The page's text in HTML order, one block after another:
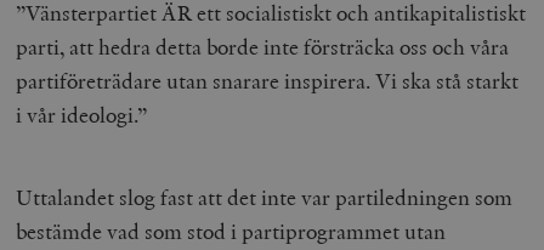
”Vänsterpartiet ÄR ett socialistiskt och antikapitalistiskt
parti, att hedra detta borde inte försträcka oss och våra
partiföreträdare utan snarare inspirera. Vi ska stå starkt
i vår ideologi.”
Uttalandet slog fast att det inte var partiledningen som
bestämde vad som stod i partiprogrammet utan